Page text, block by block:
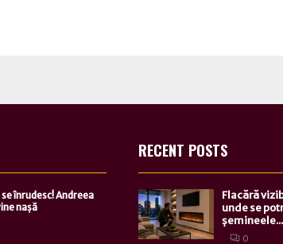
înrudesc! Andreea
nașă
RECENT POSTS
Flacără
unde se
șemineele...
0